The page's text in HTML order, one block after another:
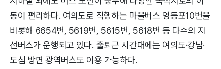
동이 편리하다. 여의도로 직행하는 마을버스 영등포10번을
비롯해 6654번, 5619번, 5615번, 5618번 등 다수의 지
선버스가 운행되고 있다. 출퇴근 시간대에는 여의도·강남·
도심 방면 광역버스도 이용 가능하다.